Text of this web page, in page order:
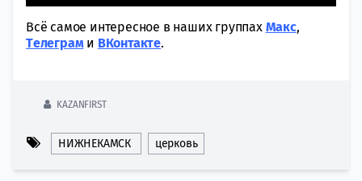
Всё самое интересное в наших группах Макс,
Tелеграми ВКонтакте.
KAZANFIRST
НИЖНЕКАМСК церковь